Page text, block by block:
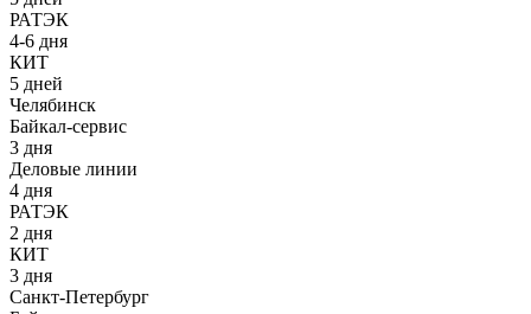
РАТЭК
4-6 дня
КИТ
5 дней
Челябинск
Байкал-сервис
3 дня
Деловые линии
4 дня
РАТЭК
2 дня
КИТ
3 дня
Санкт-Петербург